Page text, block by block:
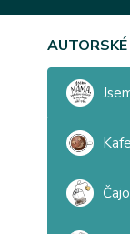
AUTORSKÉ
Kafe